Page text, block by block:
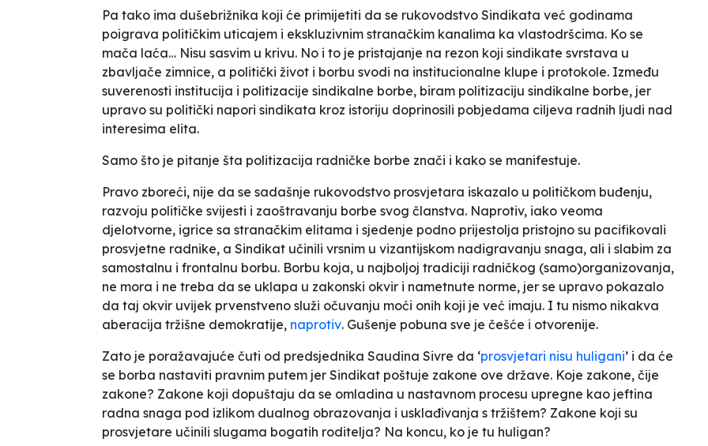
Pa tako ima dušebrižnika koji će primijetiti da se rukovodstvo Sindikata već godinama
poigrava političkim uticajem i ekskluzivnim stranačkim kanalima ka vlastodršcima. Ko se
mača laća… Nisu sasvim u krivu. No i to je pristajanje na rezon koji sindikate svrstava u
zbavljače zimnice, a politički život i borbu svodi na institucionalne klupe i protokole. Između
suverenosti institucija i politizacije sindikalne borbe, biram politizaciju sindikalne borbe, jer
upravo su politički napori sindikata kroz istoriju doprinosili pobjedama ciljeva radnih ljudi nad
interesima elita.
Samo što je pitanje šta politizacija radničke borbe znači i kako se manifestuje.
Pravo zboreći, nije da se sadašnje rukovodstvo prosvjetara iskazalo u političkom buđenju,
razvoju političke svijesti i zaoštravanju borbe svog članstva. Naprotiv, iako veoma
djelotvorne, igrice sa stranačkim elitama i sjedenje podno prijestolja pristojno su pacifikovali
prosvjetne radnike, a Sindikat učinili vrsnim u vizantijskom nadigravanju snaga, ali i slabim za
samostalnu i frontalnu borbu. Borbu koja, u najboljoj tradiciji radničkog (samo)organizovanja,
ne mora i ne treba da se uklapa u zakonski okvir i nametnute norme, jer se upravo pokazalo
da taj okvir uvijek prvenstveno služi očuvanju moći onih koji je već imaju. I tu nismo nikakva
aberacija tržišne demokratije, naprotiv. Gušenje pobuna sve je češće i otvorenije.
Zato je poražavajuće čuti od predsjednika Saudina Sivre da ‘prosvjetari nisu huligani’ i da će
se borba nastaviti pravnim putem jer Sindikat poštuje zakone ove države. Koje zakone, čije
zakone? Zakone koji dopuštaju da se omladina u nastavnom procesu upregne kao jeftina
radna snaga pod izlikom dualnog obrazovanja i usklađivanja s tržištem? Zakone koji su
prosvjetare učinili slugama bogatih roditelja? Na koncu, ko je tu huligan?